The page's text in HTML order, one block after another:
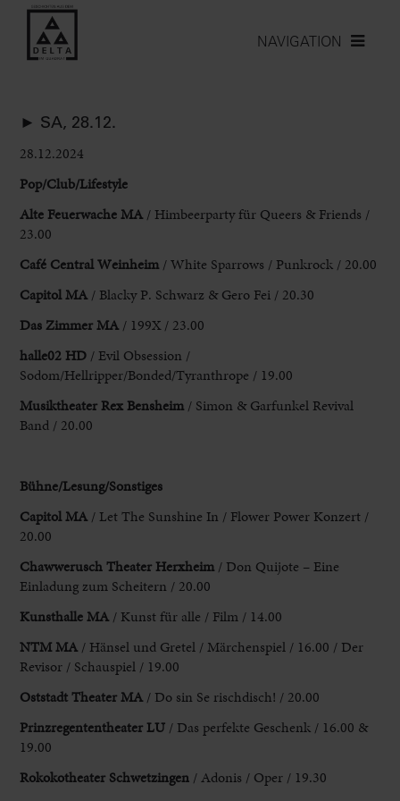
NAVIGATION
► SA, 28.12.
28.12.2024
Pop/Club/Lifestyle
Alte Feuerwache MA / Himbeerparty für Queers & Friends /
23.00
Café Central Weinheim / White Sparrows / Punkrock / 20.00
Capitol MA / Blacky P. Schwarz & Gero Fei / 20.30
Das Zimmer MA / 199X / 23.00
halle02 HD / Evil Obsession /
Sodom/Hellripper/Bonded/Tyranthrope / 19.00
Musiktheater Rex Bensheim / Simon & Garfunkel Revival
Band / 20.00
Bühne/Lesung/Sonstiges
Capitol MA / Let The Sunshine In / Flower Power Konzert /
20.00
Chawwerusch Theater Herxheim / Don Quijote – Eine
Einladung zum Scheitern / 20.00
Kunsthalle MA / Kunst für alle / Film / 14.00
NTM MA / Hänsel und Gretel / Märchenspiel / 16.00 / Der
Revisor / Schauspiel / 19.00
Oststadt Theater MA / Do sin Se rischdisch! / 20.00
Prinzregententheater LU / Das perfekte Geschenk / 16.00 &
19.00
Rokokotheater Schwetzingen / Adonis / Oper / 19.30